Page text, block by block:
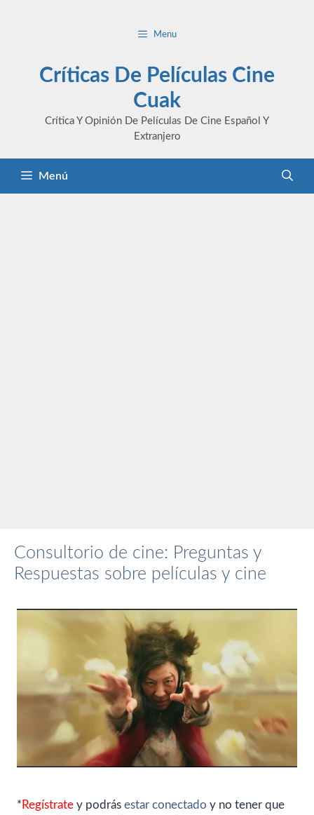
Menu
Críticas De Películas Cine
Cuak
Crítica Y Opinión De Películas De Cine Español Y
Extranjero
Menú
Consultorio de cine: Preguntas y
Respuestas sobre películas y cine
* Regístrate y podrás estar conectado y no tener que